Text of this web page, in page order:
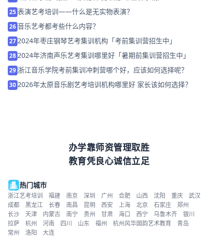
25表演艺考培训——什么是无实物表演？
26音乐艺考都考些什么内容？
27 2024年枣庄钢琴艺考集训机构「考前集训营招生中」
28 2024年济南声乐艺考集训哪里好「暑期前集训营招生中」
29浙江音乐学院考前集训冲刺营哪个好，应该如何选择呢？
30 2026年太原音乐剧艺考培训机构哪里好 家长该如何选择？
办学靠师资管理取胜
教育凭良心诚信立足
热门城市
浙江艺考培训 福建 南京 深圳 广州 合肥 山西 沈阳 重庆
武汉
成都
黑龙江 长春 南昌 昆明 西安 上海 北京 石家庄
郑州
长沙
天津 内蒙古 南宁 贵州 甘肃 海口 西宁 乌鲁木齐
银川
拉萨
杭州 河南 四川 山东 福州 杭州风华国韵艺术教育
青岛
常州
洛阳 大连